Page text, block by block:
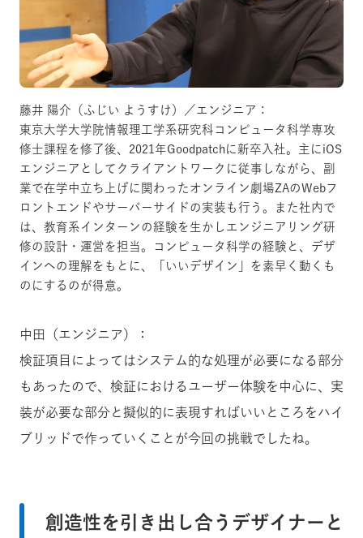
藤井 陽介（ふじい ようすけ）／エンジニア：
東京大学大学院情報理工学系研究科コンピュータ科学専攻
修士課程を修了後、2021年Goodpatchに新卒入社。主にiOS
エンジニアとしてクライアントワークに従事しながら、副
業で在学中立ち上げに関わったオンライン劇場ZAのWebフ
ロントエンドやサーバーサイドの実装も行う。また社内で
は、教育系インターンの経験を生かしエンジニアリング研
修の設計・運営を担当。コンピュータ科学の経験と、デザ
インへの理解をもとに、「いいデザイン」を素早く動くも
のにするのが得意。
中田（エンジニア）：
検証項目によってはシステム的な処理が必要になる部分
もあったので、検証におけるユーザー体験を中心に、実
装が必要な部分と擬似的に表現すればいいところをハイ
ブリッドで作っていくことが今回の挑戦でしたね。
創造性を引き出し合うデザイナーと